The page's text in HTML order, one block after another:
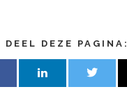
DEEL DEZE PAGINA: